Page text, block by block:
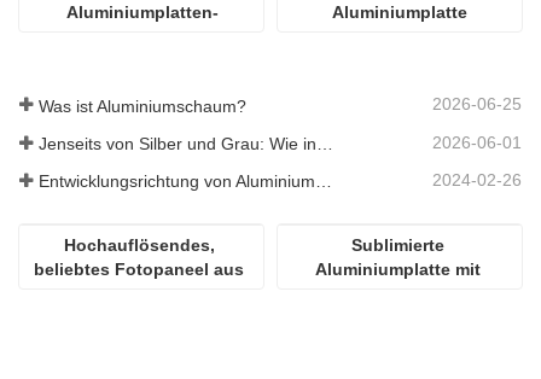
Aluminiumplatten-
Aluminiumplatte
Was ist Aluminiumschaum? 2026-06-25
2026-06-01
Entwicklungsrichtung von Aluminiummaterialien 2024-02-26
Hochauflösendes,
beliebtes Fotopaneel aus
Sublimierte
Aluminiumplatte mit